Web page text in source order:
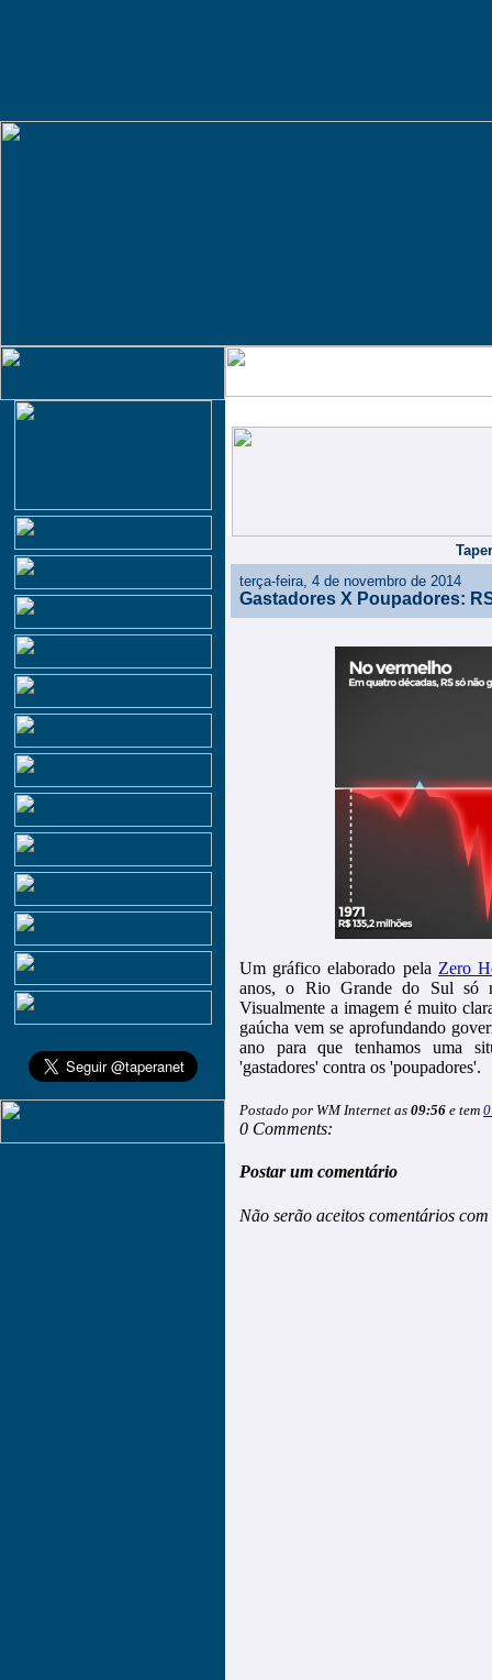
terça-feira, 4 de novembro de 2014
Gastadores X Poupadores:
Um gráfico elaborado pela Zero
anos, o Rio Grande do Sul só
Visualmente a imagem é muito
gaúcha vem se aprofundando
ano para que tenhamos uma
'gastadores' contra os 'poupadores'.
Postado por WM Internet as 09:56 e tem
0 Comments:
Postar um comentário
Não serão aceitos comentários